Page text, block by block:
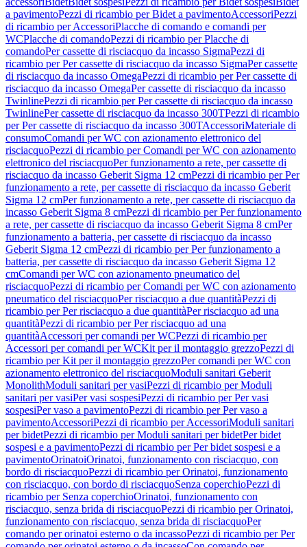
a pavimentoPezzi di ricambio per Bidet a pavimentoAccessoriPezzi
di ricambio per AccessoriPlacche di comando e comandi per
WCPlacche di comandoPezzi di ricambio per Placche di
comandoPer cassette di risciacquo da incasso SigmaPezzi di
ricambio per Per cassette di risciacquo da incasso SigmaPer cassette
di risciacquo da incasso OmegaPezzi di ricambio per Per cassette di
risciacquo da incasso OmegaPer cassette di risciacquo da incasso
TwinlinePezzi di ricambio per Per cassette di risciacquo da incasso
TwinlinePer cassette di risciacquo da incasso 300TPezzi di ricambio
per Per cassette di risciacquo da incasso 300TAccessoriMateriale di
consumoComandi per WC con azionamento elettronico del
risciacquoPezzi di ricambio per Comandi per WC con azionamento
elettronico del risciacquoPer funzionamento a rete, per cassette di
risciacquo da incasso Geberit Sigma 12 cmPezzi di ricambio per Per
funzionamento a rete, per cassette di risciacquo da incasso Geberit
Sigma 12 cmPer funzionamento a rete, per cassette di risciacquo da
incasso Geberit Sigma 8 cmPezzi di ricambio per Per funzionamento
a rete, per cassette di risciacquo da incasso Geberit Sigma 8 cmPer
funzionamento a batteria, per cassette di risciacquo da incasso
Geberit Sigma 12 cmPezzi di ricambio per Per funzionamento a
batteria, per cassette di risciacquo da incasso Geberit Sigma 12
cmComandi per WC con azionamento pneumatico del
risciacquoPezzi di ricambio per Comandi per WC con azionamento
pneumatico del risciacquoPer risciacquo a due quantitàPezzi di
ricambio per Per risciacquo a due quantitàPer risciacquo ad una
quantitàPezzi di ricambio per Per risciacquo ad una
quantitàAccessori per comandi per WCPezzi di ricambio per
Accessori per comandi per WCKit per il montaggio grezzoPezzi di
ricambio per Kit per il montaggio grezzoPer comandi per WC con
azionamento elettronico del risciacquoModuli sanitari Geberit
MonolithModuli sanitari per vasiPezzi di ricambio per Moduli
sanitari per vasiPer vasi sospesiPezzi di ricambio per Per vasi
sospesiPer vaso a pavimentoPezzi di ricambio per Per vaso a
pavimentoAccessoriPezzi di ricambio per AccessoriModuli sanitari
per bidetPezzi di ricambio per Moduli sanitari per bidetPer bidet
sospesi e a pavimentoPezzi di ricambio per Per bidet sospesi e a
pavimentoOrinatoiOrinatoi, funzionamento con risciacquo, con
bordo di risciacquoPezzi di ricambio per Orinatoi, funzionamento
con risciacquo, con bordo di risciacquoSenza coperchioPezzi di
ricambio per Senza coperchioOrinatoi, funzionamento con
risciacquo, senza brida di risciacquoPezzi di ricambio per Orinatoi,
funzionamento con risciacquo, senza brida di risciacquoPer
comando per orinatoi esterno o da incassoPezzi di ricambio per Per